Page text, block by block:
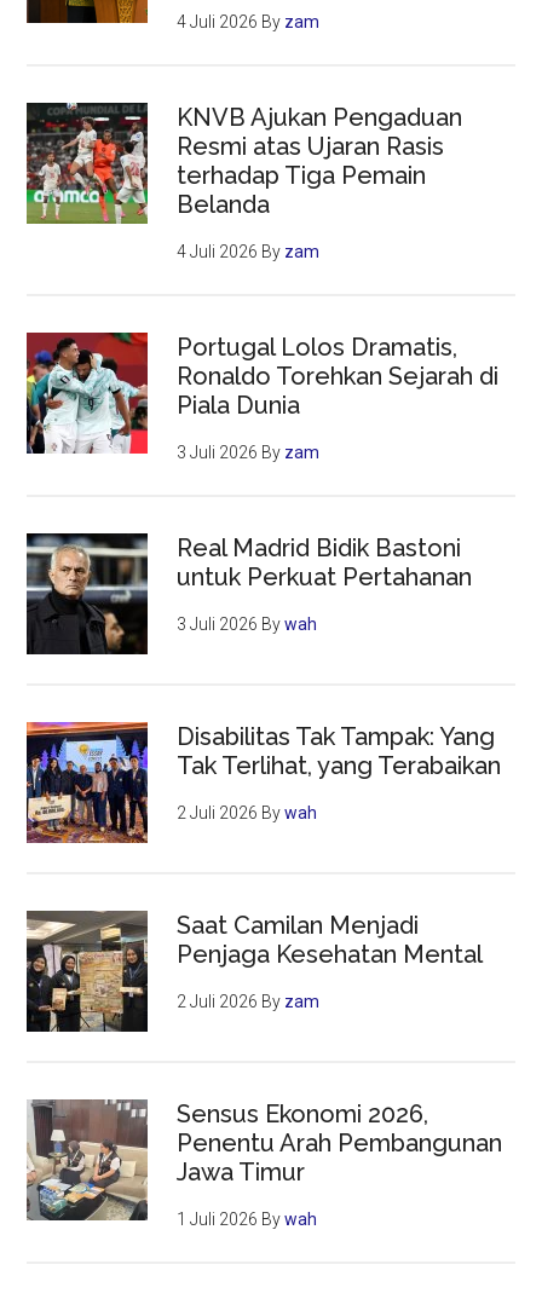
4 Juli 2026 By zam
KNVB Ajukan Pengaduan
Resmi atas Ujaran Rasis
terhadap Tiga Pemain
Belanda
4 Juli 2026 By zam
Portugal Lolos Dramatis,
Ronaldo Torehkan Sejarah di
Piala Dunia
3 Juli 2026 By zam
Real Madrid Bidik Bastoni
untuk Perkuat Pertahanan
3 Juli 2026 Bywah
Disabilitas Tak Tampak: Yang
Tak Terlihat, yang Terabaikan
2 Juli 2026 Bywah
Saat Camilan Menjadi
Penjaga Kesehatan Mental
2 Juli 2026 By zam
Sensus Ekonomi 2026,
Penentu Arah Pembangunan
Jawa Timur
1 Juli 2026 Bywah